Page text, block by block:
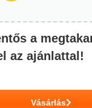
a
az ajánlattal!
Vásárlás